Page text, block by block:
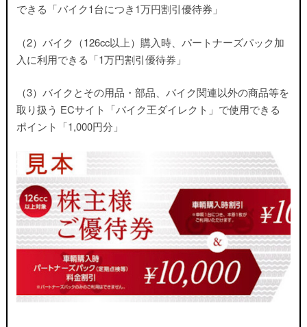
できる「バイク1台につき1万円割引優待券」
（2）バイク（126cc以上）購入時、パートナーズパック加
入に利用できる「1万円割引優待券」
（3）バイクとその用品・部品、バイク関連以外の商品等を
取り扱う ECサイト「バイク王ダイレクト」で使用できる
ポイント「1,000円分」